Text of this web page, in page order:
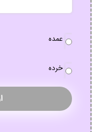
سفارش
عمده
خرده